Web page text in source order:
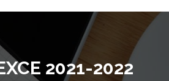
2021-2022